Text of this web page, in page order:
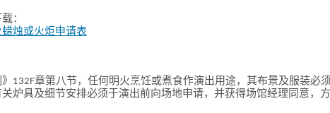
：
烛或火炬申请表
》132F章第八节，任何明火烹饪或煮食作演出用途，其布景及服装必
炉具及细节安排必须于演出前向场地申请，并获得场馆经理同意，方